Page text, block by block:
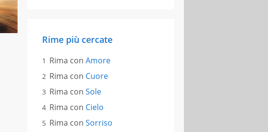
Rime più cercate
Rima con Amore
Rima con Cuore
Rima con Sole
Rima con Cielo
Rima con Sorriso